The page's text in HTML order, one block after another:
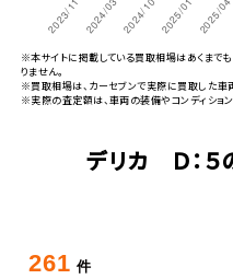
※本サイトに掲載している買取相場はあくまで
りません。
※買取相場は、カーセブンで実際に買取した車
※実際の査定額は、車両の装備やコンディショ
デリカ Ｄ：
261 件